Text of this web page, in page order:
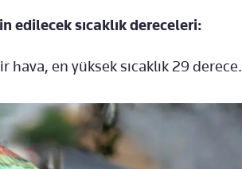
edilecek sıcaklık dereceleri:
hava, en yüksek sıcaklık 29 derece.